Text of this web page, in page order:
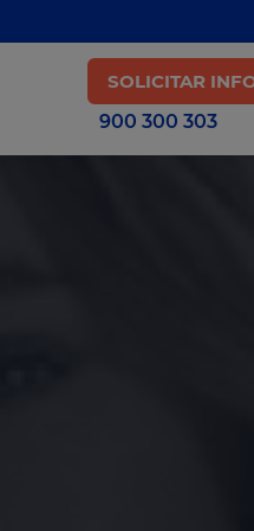
SOLICITAR
900 300 303